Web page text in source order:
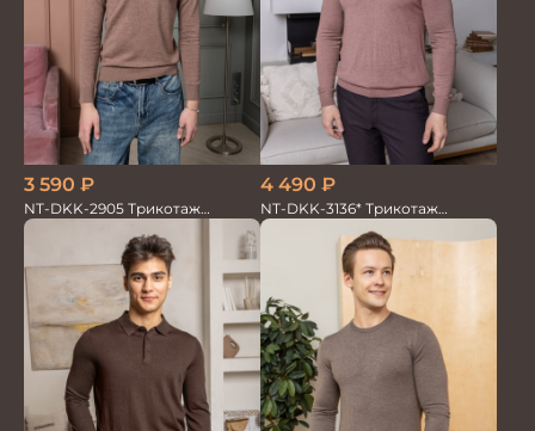
3 590 ₽
NT-DKK-2905 Трикотаж
Джемпер
4 490 ₽
NT-DKK-3136* Трикотаж
Джемпер